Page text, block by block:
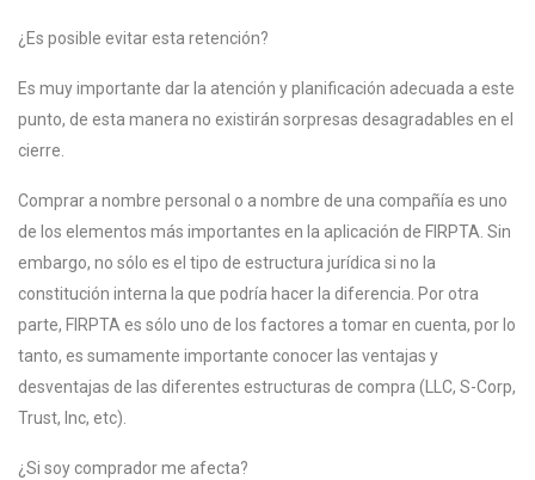
¿Es posible evitar esta retención?
Es muy importante dar la atención y planificación adecuada a este
punto, de esta manera no existirán sorpresas desagradables en el
cierre.
Comprar a nombre personal o a nombre de una compañía es uno
de los elementos más importantes en la aplicación de FIRPTA. Sin
embargo, no sólo es el tipo de estructura jurídica si no la
constitución interna la que podría hacer la diferencia. Por otra
parte, FIRPTA es sólo uno de los factores a tomar en cuenta, por lo
tanto, es sumamente importante conocer las ventajas y
desventajas de las diferentes estructuras de compra (LLC, S-Corp,
Trust, Inc, etc).
¿Si soy comprador me afecta?